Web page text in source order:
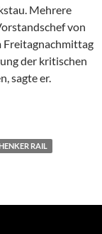
Mehrere
von
Freitagnachmittag
der kritischen
sagte er.
und
RAIL